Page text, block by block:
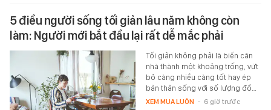
5 điều người sống tối giản lâu năm không còn
làm: Người mới bắt đầu lại rất dễ mắc phải
Tối giản không phải là biến căn
nhà thành một khoảng trống, vứt
bỏ càng nhiều càng tốt hay ép
bản thân sống với số lượng đồ…
XEM MUA LUÔN - 6 giờ trước